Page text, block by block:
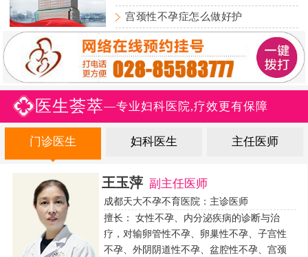
宫颈性不孕症怎么做好护
医生荟萃—专业妇科医院,疗效更有保障
门诊医生 妇科医生 主任医师
王玉萍 副主任医师
成都天大不孕不育医院：主诊医师
擅长： 女性不孕、内分泌疾病的诊断与治
疗，对输卵管性不孕、卵巢性不孕、子宫性
不孕、外阴阴道性不孕、盆腔性不孕、宫颈